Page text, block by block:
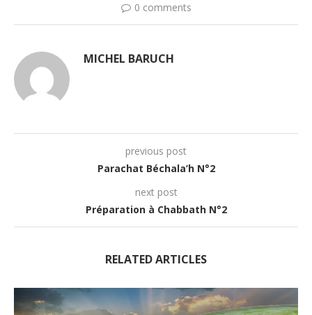
0 comments
MICHEL BARUCH
previous post
Parachat Béchala’h N°2
next post
Préparation à Chabbath N°2
RELATED ARTICLES